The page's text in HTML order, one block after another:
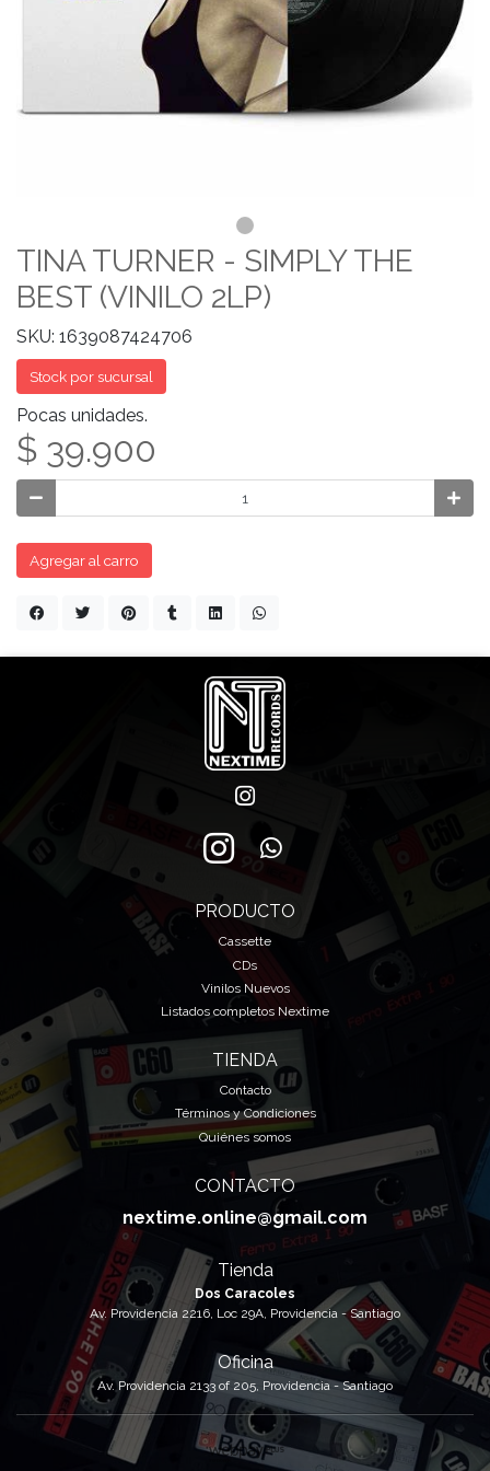
TINA TURNER - SIMPLY THE
BEST (VINILO 2LP)
SKU: 1639087424706
Stock por sucursal
Pocas unidades.
$ 39.900
Agregar al carro
PRODUCTO
Cassette
CDs
Vinilos Nuevos
Listados completos Nextime
TIENDA
Contacto
Términos y Condiciones
Quiénes somos
CONTACTO
nextime.online@gmail.com
Tienda
Dos Caracoles
Av. Providencia 2216, Loc 29A, Providencia - Santiago
Oficina
Av. Providencia 2133 of 205, Providencia - Santiago